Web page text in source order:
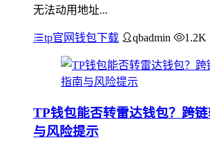
无法动用地址...
tp官网钱包下载 qbadmin 1.2K
TP钱包能否转雷达钱包？跨
与风险提示